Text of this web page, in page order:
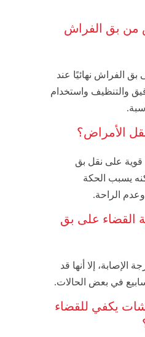
من بق الفراش
الفراش نهائيًا عند
والتنظيف واستخدام
الأمراض؟
قوية على نقل بق
يسبب الحكة
الراحة.
القضاء على بق
إلا أنها قد
في بعض الحالات.
يكفي للقضاء